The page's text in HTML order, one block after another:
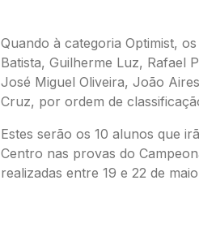
Quando à categoria Optimist,
Batista, Guilherme Luz, Rafael
José Miguel Oliveira, João
Cruz, por ordem de
Estes serão os 10 alunos que
Centro nas provas do
realizadas entre 19 e 22 de